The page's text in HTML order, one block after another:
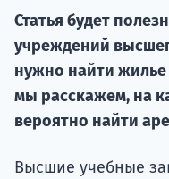
Статья будет
учреждений
нужно найти жилье
мы расскажем, на
вероятно найти
Высшие учебные